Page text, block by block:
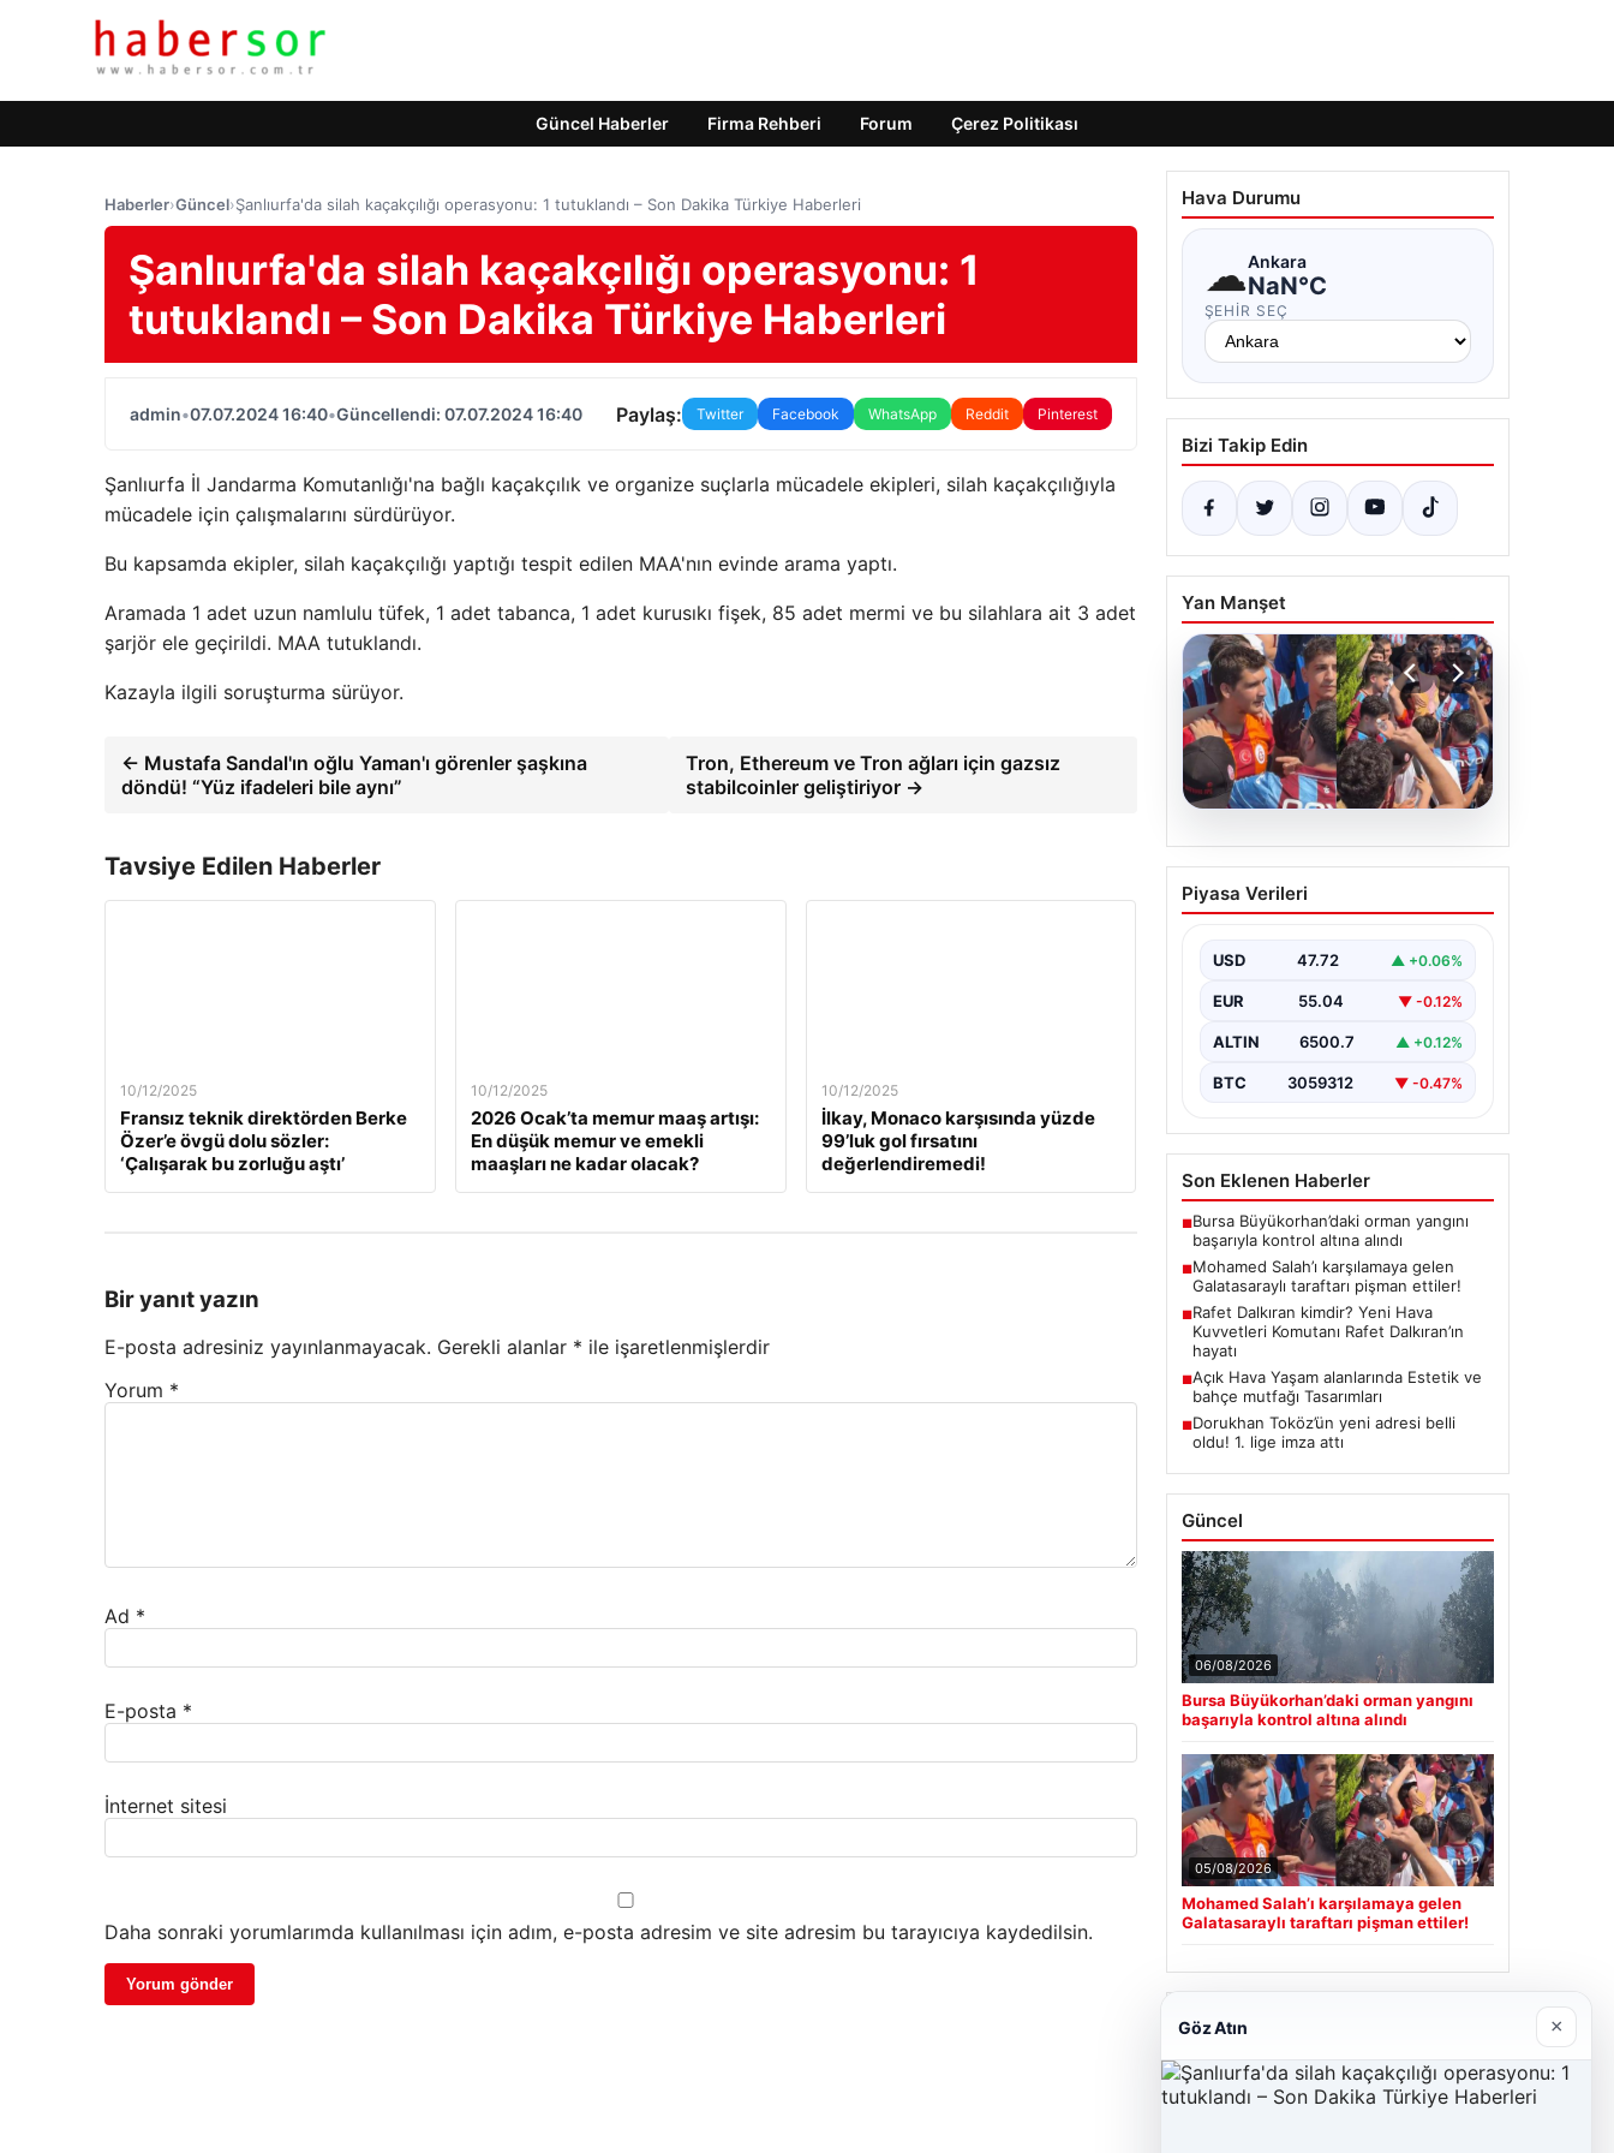
Güncel Haberler Firma Rehberi Forum Çerez Politikası
Haberler›Güncel›Şanlıurfa'da silah kaçakçılığı operasyonu: 1 tutuklandı – Son Dakika Türkiye Haberleri
Şanlıurfa'da silah kaçakçılığı operasyonu: 1
tutuklandı – Son Dakika Türkiye Haberleri
admin•07.07.2024 16:40•Güncellendi: 07.07.2024 16:40 Paylaş: Twitter Facebook WhatsApp Reddit Pinterest
Şanlıurfa İl Jandarma Komutanlığı'na bağlı kaçakçılık ve organize suçlarla mücadele ekipleri, silah kaçakçılığıyla
mücadele için çalışmalarını sürdürüyor.
Bu kapsamda ekipler, silah kaçakçılığı yaptığı tespit edilen MAA'nın evinde arama yaptı.
Aramada 1 adet uzun namlulu tüfek, 1 adet tabanca, 1 adet kurusıkı fişek, 85 adet mermi ve bu silahlara ait 3 adet
şarjör ele geçirildi. MAA tutuklandı.
Kazayla ilgili soruşturma sürüyor.
← Mustafa Sandal'ın oğlu Yaman'ı görenler şaşkına
döndü! “Yüz ifadeleri bile aynı”
Tron, Ethereum ve Tron ağları için gazsız
stabilcoinler geliştiriyor →
Tavsiye Edilen Haberler
10/12/2025
Fransız teknik direktörden Berke
Özer’e övgü dolu sözler:
‘Çalışarak bu zorluğu aştı’
10/12/2025
2026 Ocak’ta memur maaş artışı:
En düşük memur ve emekli
maaşları ne kadar olacak?
10/12/2025
İlkay, Monaco karşısında yüzde
99’luk gol fırsatını
değerlendiremedi!
Bir yanıt yazın
E-posta adresiniz yayınlanmayacak. Gerekli alanlar * ile işaretlenmişlerdir
Yorum *
Ad *
E-posta *
İnternet sitesi
Daha sonraki yorumlarımda kullanılması için adım, e-posta adresim ve site adresim bu tarayıcıya kaydedilsin.
Hava Durumu
☁Ankara
NaN°C
ŞEHIR SEÇ
Bizi Takip Edin
Yan Manşet
05.08.2026
Mohamed Salah’ı
karşılamaya gelen
pişman ettiler!
Piyasa Verileri
USD 47.72 ▲ +0.06%
EUR 55.04 ▼ -0.12%
ALTIN 6500.7 ▲ +0.12%
BTC 3059312 ▼ -0.47%
Son Eklenen Haberler
■Bursa Büyükorhan’daki orman yangını
başarıyla kontrol altına alındı
■Mohamed Salah’ı karşılamaya gelen
Galatasaraylı taraftarı pişman ettiler!
■Rafet Dalkıran kimdir? Yeni Hava
Kuvvetleri Komutanı Rafet Dalkıran’ın
hayatı
■Açık Hava Yaşam alanlarında Estetik ve
bahçe mutfağı Tasarımları
■Dorukhan Toköz’ün yeni adresi belli
oldu! 1. lige imza attı
Güncel
06/08/2026
Bursa Büyükorhan’daki orman yangını
başarıyla kontrol altına alındı
05/08/2026
Mohamed Salah’ı karşılamaya gelen
Galatasaraylı taraftarı pişman ettiler!
Son Eklenen Firmalar
Cengiz Sigorta
23/06/2026
Göz Atın ×